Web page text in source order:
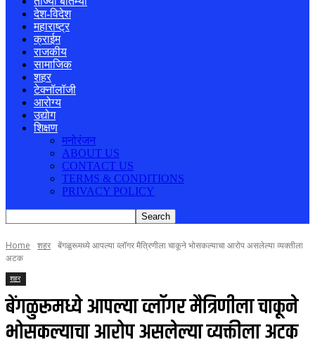
देश-विदेश
महाराष्ट्र
क्राईम
राजकीय
सामाजिक
शहर
टेक्नॉलॉजी
आरोग्य
उद्योग
शिक्षण
मनोरंजन
ABOUT US
CONTACT US
TERMS & CONDITIONS
PRIVACY POLICY
Home शहर बेंगळुरूमध्ये आपल्या व्लॉगर मैत्रिणीला चाकूने भोसकल्याचा आरोप असलेल्या व्यक्तीला
अटक
शहर
बेंगळुरूमध्ये आपल्या व्लॉगर मैत्रिणीला चाकूने
भोसकल्याचा आरोप असलेल्या व्यक्तीला अटक